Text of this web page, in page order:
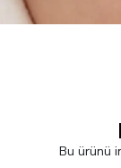
Bu ürünü